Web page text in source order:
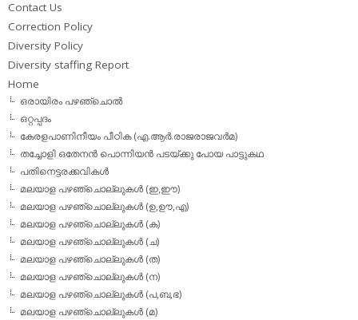
Contact Us
Correction Policy
Diversity Policy
Diversity staffing Report
Home
ഒരായിരം പഴഞ്ചൊല്‍
ഒറ്റപ്പദം
കേരളപാണിനീയം പീഠിക (എ.ആര്‍.രാജരാജവര്‍മ)
തച്ചോളി ഒതേനൻ പൊന്നിയൻ പടയ്‌ക്കു പോയ പാട്ടുകഥ
പതിനെട്ടരക്കവികള്‍
മലയാള പഴഞ്ചൊല്ലുകള്‍ (ഇ,ഈ)
മലയാള പഴഞ്ചൊല്ലുകള്‍ (ഉ,ഊ,എ)
മലയാള പഴഞ്ചൊല്ലുകള്‍ (ക)
മലയാള പഴഞ്ചൊല്ലുകള്‍ (ച)
മലയാള പഴഞ്ചൊല്ലുകള്‍ (ത)
മലയാള പഴഞ്ചൊല്ലുകള്‍ (ന)
മലയാള പഴഞ്ചൊല്ലുകള്‍ (പ,ബ,ഭ)
മലയാള പഴഞ്ചൊല്ലുകള്‍ (മ)